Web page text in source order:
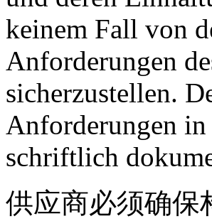
keinem Fall von
Anforderungen
sicherzustellen.
Anforderungen
schriftlich
供应商必须确保